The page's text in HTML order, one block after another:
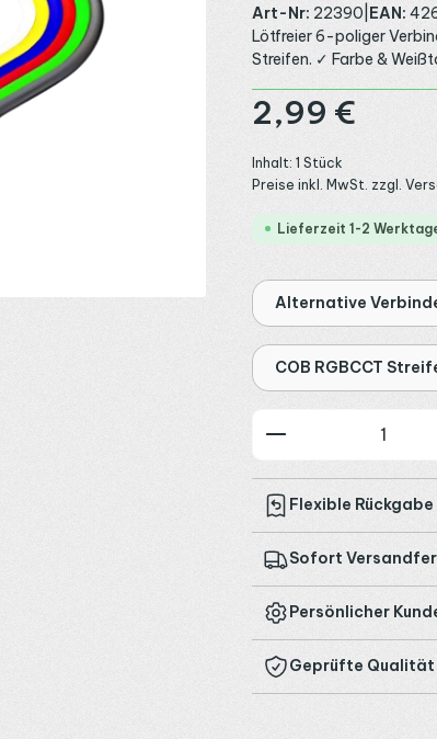
Art-Nr: 22390 EAN:
Lötfreier 6-poliger
Streifen. ✓ Farbe &
Regulärer Preis:
2,99 €
Inhalt: 1 Stück
Preise inkl. MwSt. zzgl.
Lieferzeit 1-2
Alternative
COB RGBCCT
Produkt
Flexible Rückgabe
Sofort
Persönlicher
Geprüfte Qualität